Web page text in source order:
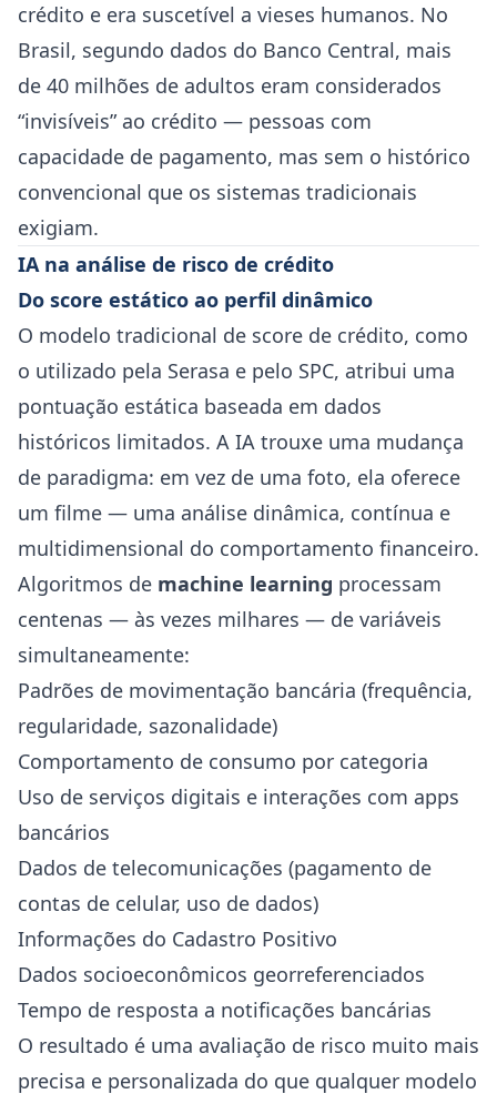
crédito e era suscetível a vieses humanos. No
Brasil, segundo dados do Banco Central, mais
de 40 milhões de adultos eram considerados
“invisíveis” ao crédito — pessoas com
capacidade de pagamento, mas sem o histórico
convencional que os sistemas tradicionais
exigiam.
IA na análise de risco de crédito
Do score estático ao perfil dinâmico
O modelo tradicional de score de crédito, como
o utilizado pela Serasa e pelo SPC, atribui uma
pontuação estática baseada em dados
históricos limitados. A IA trouxe uma mudança
de paradigma: em vez de uma foto, ela oferece
um filme — uma análise dinâmica, contínua e
multidimensional do comportamento financeiro.
Algoritmos de machine learning processam
centenas — às vezes milhares — de variáveis
simultaneamente:
Padrões de movimentação bancária (frequência,
regularidade, sazonalidade)
Comportamento de consumo por categoria
Uso de serviços digitais e interações com apps
bancários
Dados de telecomunicações (pagamento de
contas de celular, uso de dados)
Informações do Cadastro Positivo
Dados socioeconômicos georreferenciados
Tempo de resposta a notificações bancárias
O resultado é uma avaliação de risco muito mais
precisa e personalizada do que qualquer modelo